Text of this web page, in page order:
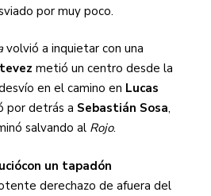
por muy poco.
volvió a inquietar con una
metió un centro desde la
en el camino en Lucas
por detrás a Sebastián Sosa,
salvando al Rojo.
con un tapadón
derechazo de afuera del